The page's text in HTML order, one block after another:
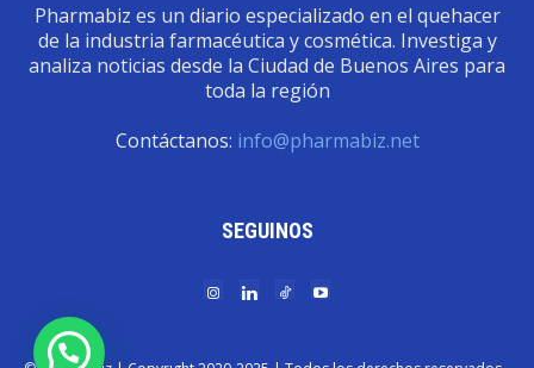
Pharmabiz es un diario especializado en el quehacer
de la industria farmacéutica y cosmética. Investiga y
analiza noticias desde la Ciudad de Buenos Aires para
toda la región
Contáctanos: info@pharmabiz.net
SEGUINOS